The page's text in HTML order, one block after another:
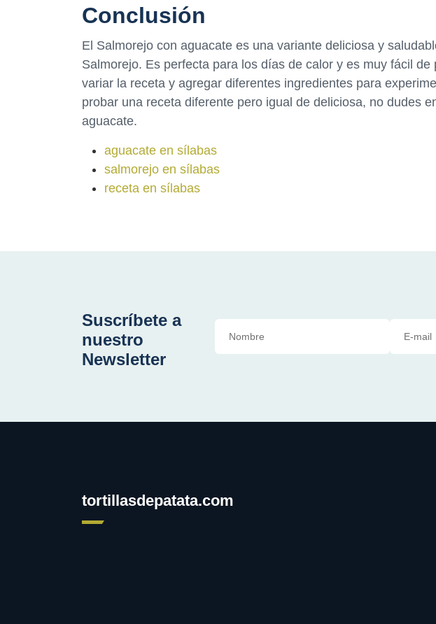
Conclusión
El Salmorejo con aguacate es una variante deliciosa y
Salmorejo. Es perfecta para los días de calor y es muy fácil de
variar la receta y agregar diferentes ingredientes para
probar una receta diferente pero igual de deliciosa, no dudes
aguacate.
aguacate en sílabas
salmorejo en sílabas
receta en sílabas
Suscríbete a
nuestro
Newsletter
tortillasdepatata.com